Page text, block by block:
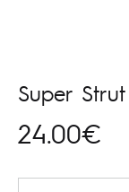
Super
24.00€